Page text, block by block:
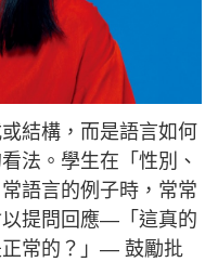
結構，而是語言如何
法。學生在「性別、
語言的例子時，常常
提問回應—「這真的
正常的？」— 鼓勵批